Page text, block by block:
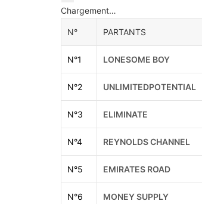
Chargement…
N° PARTANTS
N°1 LONESOME BOY
N°2 UNLIMITEDPOTENTIAL
N°3 ELIMINATE
N°4 REYNOLDS CHANNEL
N°5 EMIRATES ROAD
N°6 MONEY SUPPLY